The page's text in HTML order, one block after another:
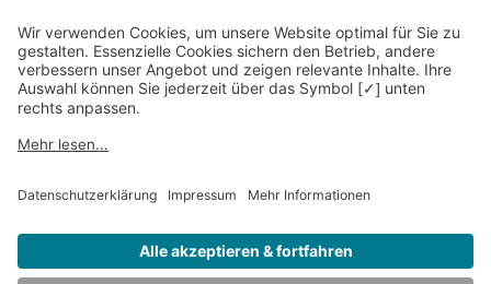
Kontakt
Datenschutz
Newsletter